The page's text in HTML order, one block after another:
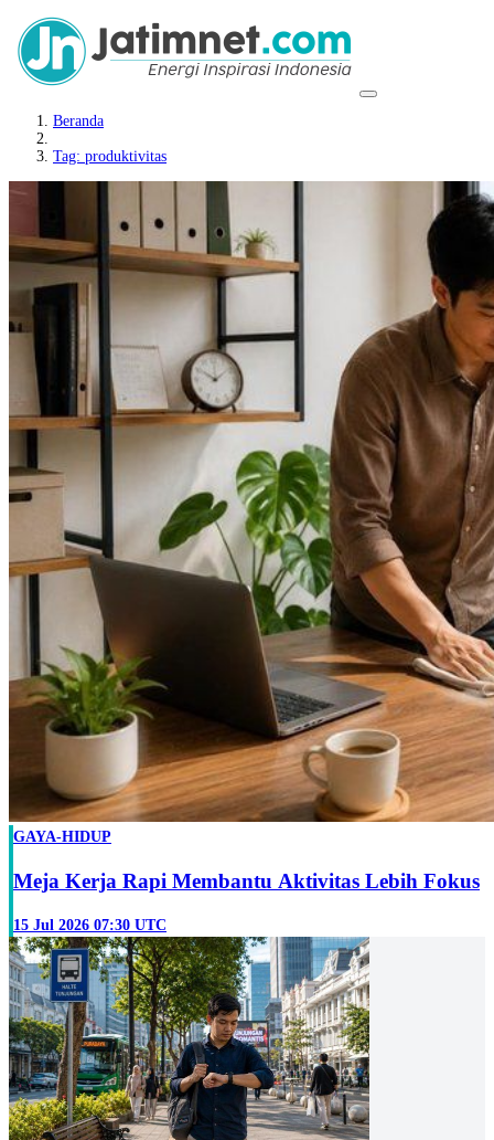
Beranda
Tag: produktivitas
GAYA-HIDUP
Meja Kerja Rapi Membantu Aktivitas Lebih Fokus
15 Jul 2026 07:30 UTC